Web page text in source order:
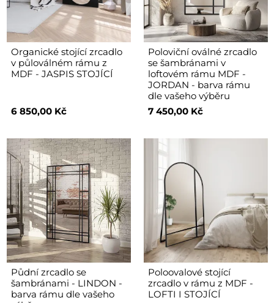
Organické stojící zrcadlo
v půloválném rámu z
MDF - JASPIS STOJÍCÍ
6 850,00 Kč
Poloviční oválné zrcadlo
se šambránami v
loftovém rámu MDF -
JORDAN - barva rámu
dle vašeho výběru
7 450,00 Kč
Půdní zrcadlo se
šambránami - LINDON -
barva rámu dle vašeho
Poloovalové stojící
zrcadlo v rámu z MDF -
LOFTI I STOJÍCÍ